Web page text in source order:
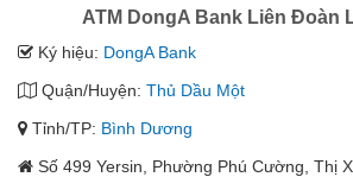
ATM DongA Bank Liên Đoàn
Ký hiệu: DongA Bank
Quận/Huyện: Thủ Dầu Một
Tỉnh/TP: Bình Dương
Số 499 Yersin, Phường Phú Cường, Thị